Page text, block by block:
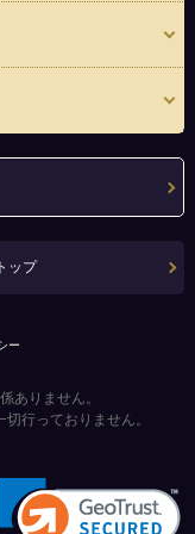
ップ
ー
ありません。
行っておりません。